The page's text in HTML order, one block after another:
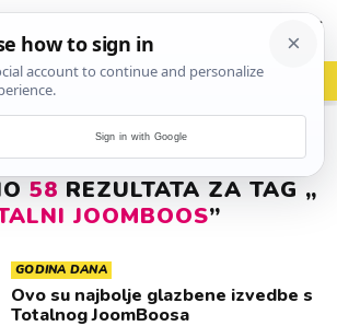
aww vrh! woot?!
58 REZULTATA ZA TAG „
JOOMBOOS”
GODINA DANA
Ovo su najbolje glazbene izvedbe s
Totalnog JoomBoosa
Sign in with Google